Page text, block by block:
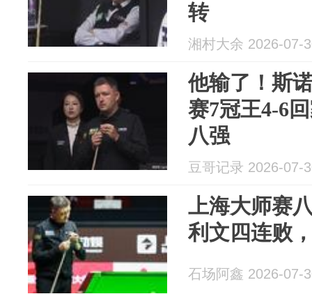
转
湘村大余 2026-07-
他输了！斯
赛7冠王4-6
八强
豆哥记录 2026-07-
上海大师赛
利文四连败
石场阿鑫 2026-07-